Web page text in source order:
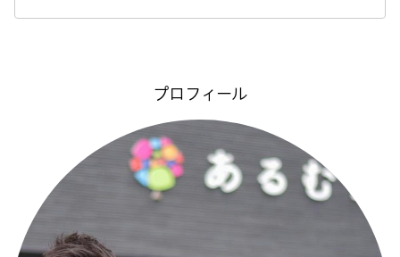
プロフィール